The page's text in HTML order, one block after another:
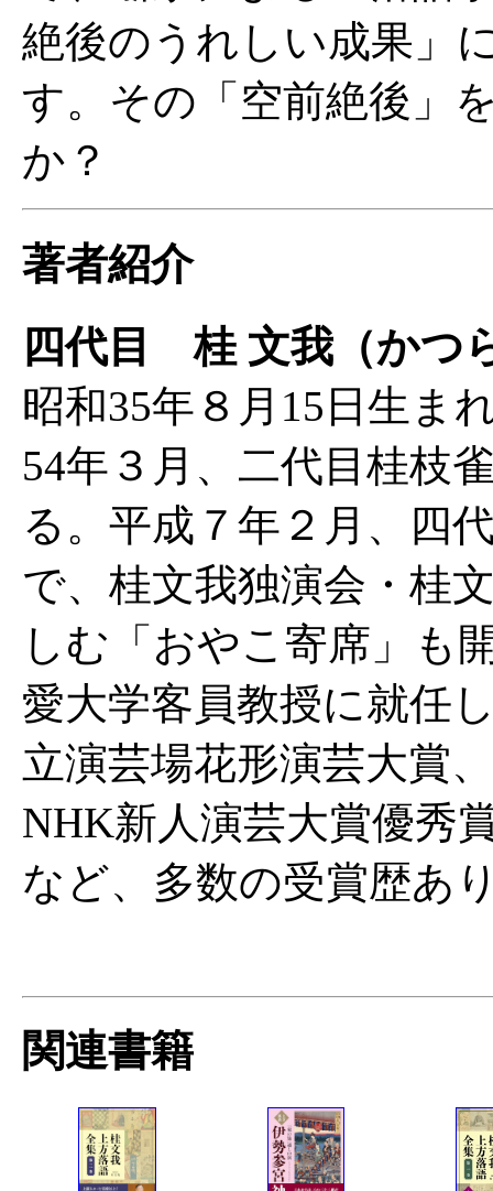
絶後のうれしい成果」
す。その「空前絶後」
か？
著者紹介
四代目 桂 文我（かつ
昭和35年８月15日生ま
54年３月、二代目桂枝
る。平成７年２月、四
で、桂文我独演会・桂
しむ「おやこ寄席」も
愛大学客員教授に就任
立演芸場花形演芸大賞
NHK新人演芸大賞優秀
など、多数の受賞歴あ
関連書籍